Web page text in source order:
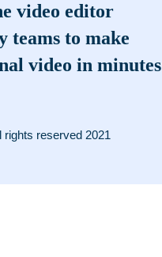
video editor
teams to make
video in minutes
rights reserved 2021